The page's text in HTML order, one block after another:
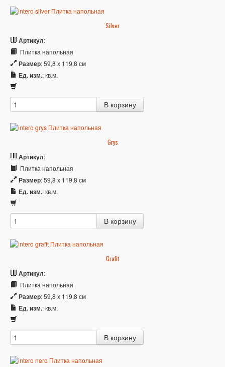
Silver
Артикул:
Плитка напольная
Размер: 59,8 x 119,8 см
Ед. изм.: кв.м.
Grys
Артикул:
Плитка напольная
Размер: 59,8 x 119,8 см
Ед. изм.: кв.м.
Grafit
Артикул:
Плитка напольная
Размер: 59,8 x 119,8 см
Ед. изм.: кв.м.